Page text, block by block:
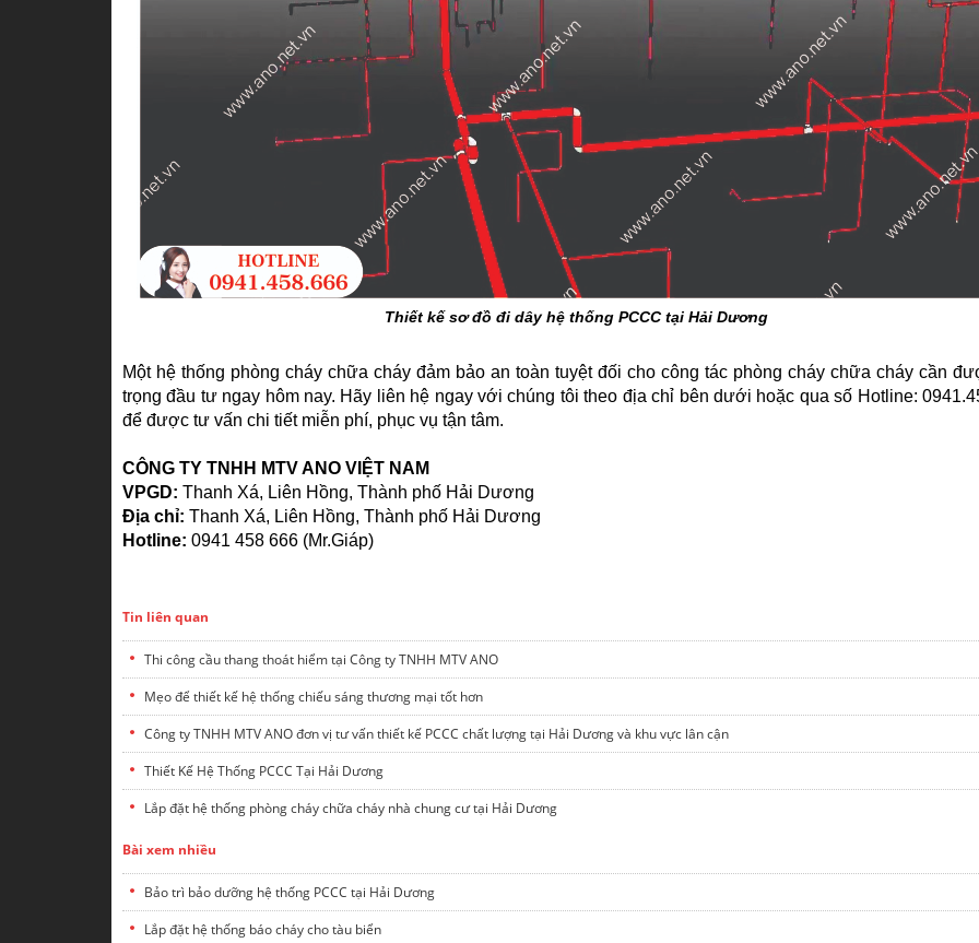
Thiết kế sơ đồ đi dây hệ thống PCCC tại Hải Dương
Một hệ thống phòng cháy chữa cháy đảm bảo an toàn tuyệt đối cho công tác phòng cháy chữa cháy cần
trọng đầu tư ngay hôm nay. Hãy liên hệ ngay với chúng tôi theo địa chỉ bên dưới hoặc qua số Hotline:
để được tư vấn chi tiết miễn phí, phục vụ tận tâm.
CÔNG TY TNHH MTV ANO VIỆT NAM
VPGD: Thanh Xá, Liên Hồng, Thành phố Hải Dương
Địa chỉ: Thanh Xá, Liên Hồng, Thành phố Hải Dương
Hotline: 0941 458 666 (Mr.Giáp)
Tin liên quan
Thi công cầu thang thoát hiểm tại Công ty TNHH MTV ANO
Mẹo để thiết kế hệ thống chiếu sáng thương mại tốt hơn
Công ty TNHH MTV ANO đơn vị tư vấn thiết kế PCCC chất lượng tại Hải Dương và khu vực lân cận
Thiết Kế Hệ Thống PCCC Tại Hải Dương
Lắp đặt hệ thống phòng cháy chữa cháy nhà chung cư tại Hải Dương
Bài xem nhiều
Bảo trì bảo dưỡng hệ thống PCCC tại Hải Dương
Lắp đặt hệ thống báo cháy cho tàu biển